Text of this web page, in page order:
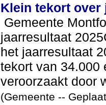
Klein tekort over
Gemeente
jaarresultaat
het jaarresultaat
tekort van 34.000
veroorzaakt door
(Gemeente --